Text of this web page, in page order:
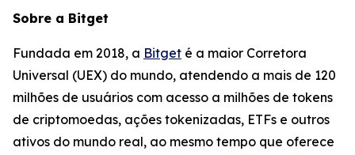
Sobre a Bitget
Fundada em 2018, a Bitget é a maior Corretora
Universal (UEX) do mundo, atendendo a mais de 120
milhões de usuários com acesso a milhões de tokens
de criptomoedas, ações tokenizadas, ETFs e outros
ativos do mundo real, ao mesmo tempo que oferece